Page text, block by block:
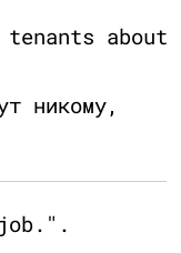
about
никому,